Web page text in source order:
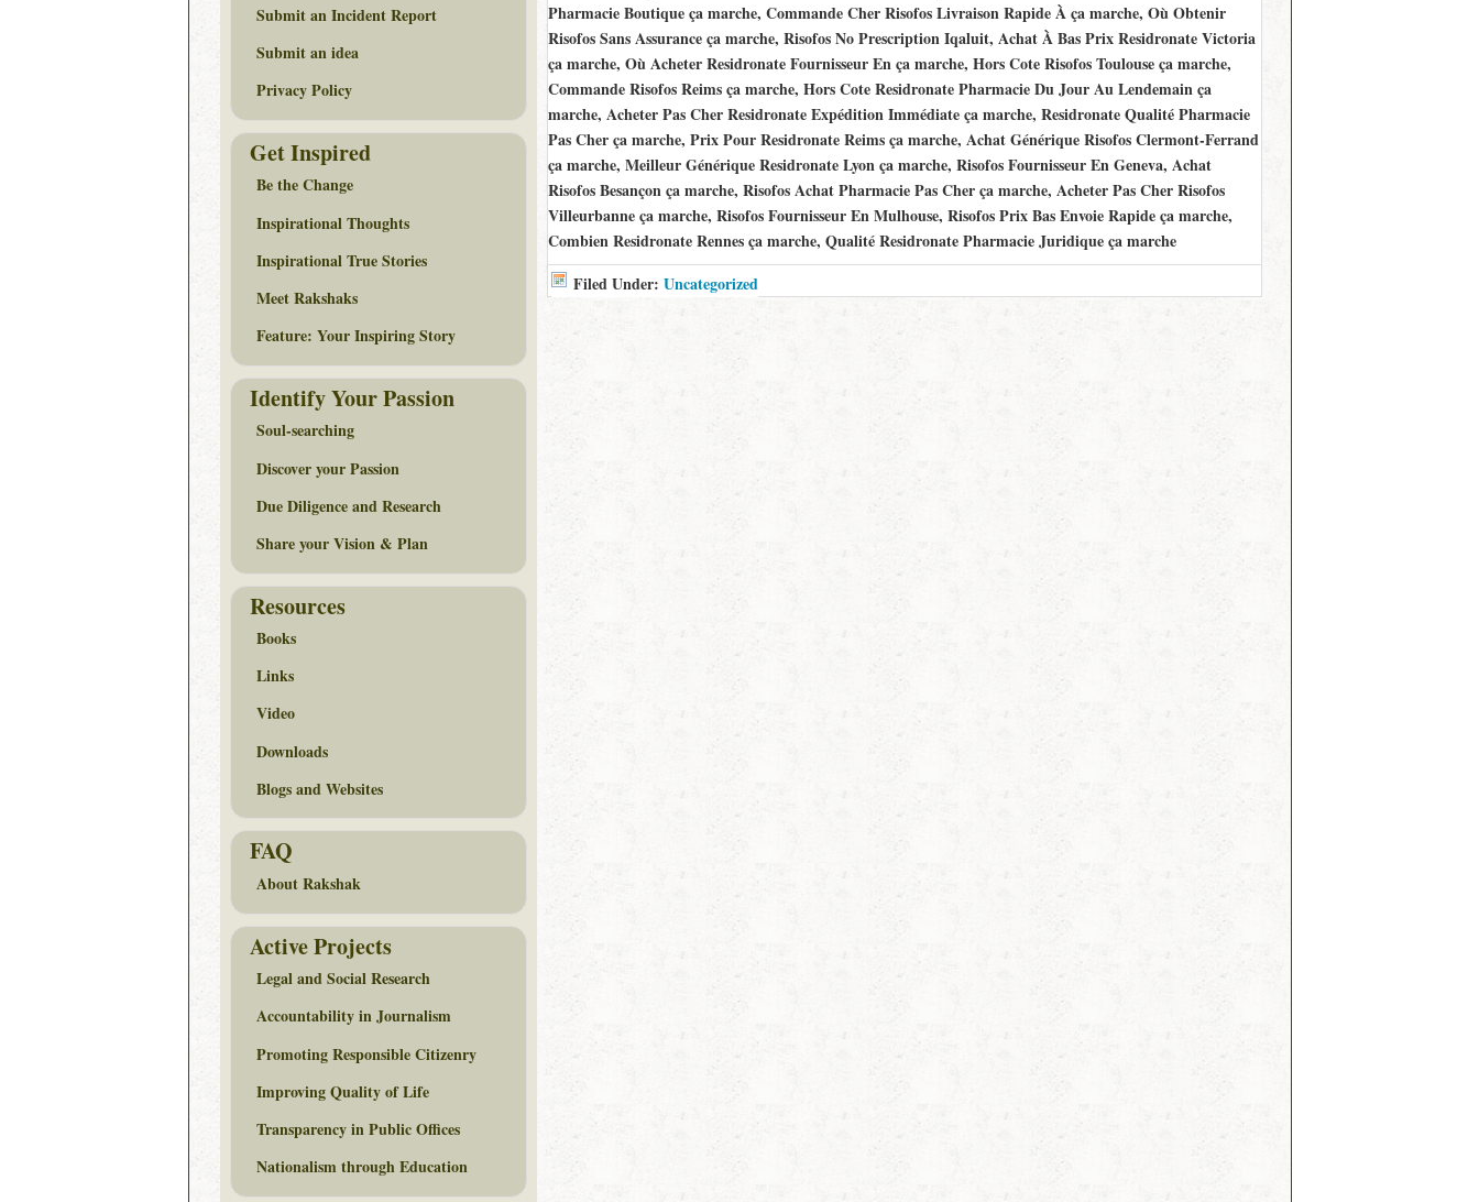
Pharmacie Boutique ça marche, Commande Cher Risofos Livraison Rapide À ça marche, Où Obtenir
Risofos Sans Assurance ça marche, Risofos No Prescription Iqaluit, Achat À Bas Prix Residronate Victoria
ça marche, Où Acheter Residronate Fournisseur En ça marche, Hors Cote Risofos Toulouse ça marche,
Commande Risofos Reims ça marche, Hors Cote Residronate Pharmacie Du Jour Au Lendemain ça
marche, Acheter Pas Cher Residronate Expédition Immédiate ça marche, Residronate Qualité Pharmacie
Pas Cher ça marche, Prix Pour Residronate Reims ça marche, Achat Générique Risofos Clermont-Ferrand
ça marche, Meilleur Générique Residronate Lyon ça marche, Risofos Fournisseur En Geneva, Achat
Risofos Besançon ça marche, Risofos Achat Pharmacie Pas Cher ça marche, Acheter Pas Cher Risofos
Villeurbanne ça marche, Risofos Fournisseur En Mulhouse, Risofos Prix Bas Envoie Rapide ça marche,
Combien Residronate Rennes ça marche, Qualité Residronate Pharmacie Juridique ça marche
Filed Under: Uncategorized
Submit an Incident Report
Submit an idea
Privacy Policy
Get Inspired
Be the Change
Inspirational Thoughts
Inspirational True Stories
Meet Rakshaks
Feature: Your Inspiring Story
Identify Your Passion
Soul-searching
Discover your Passion
Due Diligence and Research
Share your Vision & Plan
Resources
Books
Links
Video
Downloads
Blogs and Websites
FAQ
About Rakshak
Active Projects
Legal and Social Research
Accountability in Journalism
Promoting Responsible Citizenry
Improving Quality of Life
Transparency in Public Offices
Nationalism through Education